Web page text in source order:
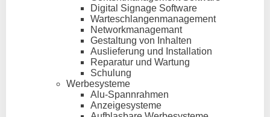
Digital Signage Software
Warteschlangenmanagement
Networkmanagemant
Gestaltung von Inhalten
Auslieferung und Installation
Reparatur und Wartung
Schulung
Werbesysteme
Alu-Spannrahmen
Anzeigesysteme